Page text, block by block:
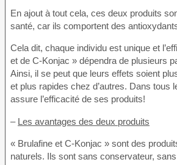
En ajout à tout cela, ces deux produits
santé, car ils comportent des
Cela dit, chaque individu est unique et
et de C-Konjac » dépendra de plusieurs
Ainsi, il se peut que leurs effets soient
et plus rapides chez d’autres. Dans tous
assure l’efficacité de ses produits!
– Les avantages des deux produits
« Brulafine et C-Konjac » sont des
naturels. Ils sont sans conservateur,